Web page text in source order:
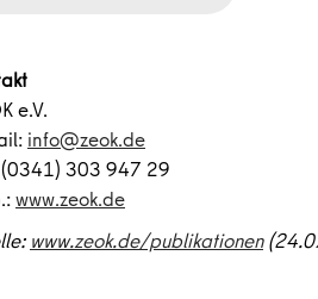
e.V.
info@zeok.de
(0341) 303 947 29
www.zeok.de
www.zeok.de/publikationen